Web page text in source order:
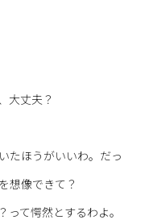
大丈夫？
たほうがいいわ。だっ
想像できて？
て愕然とするわよ。